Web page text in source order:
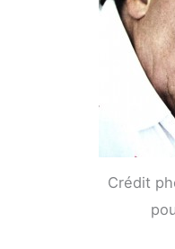
Crédit